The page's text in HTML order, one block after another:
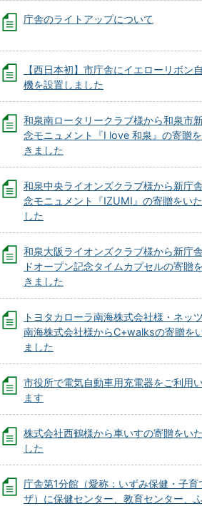
庁舎のライトアップについて
【西日本初】市庁舎にイエローリボン
機を設置しました
和泉南ロータリークラブ様から和泉市
念モニュメント『I love 和泉』の寄贈
きました
和泉中央ライオンズクラブ様から新庁
念モニュメント『IZUMI』の寄贈をい
した
和泉大阪ライオンズクラブ様から新庁
ドオープン記念タイムカプセルの寄贈
きました
トヨタカローラ南海株式会社様・ネッ
南海株式会社様からC+walksの寄贈を
ました
市役所で電気自動車用充電器をご利用
ます
株式会社西鶴様から車いすの寄贈をい
した
庁舎第1分館（愛称：いずみ保健・子育
ザ）に保健センター、教育センター、